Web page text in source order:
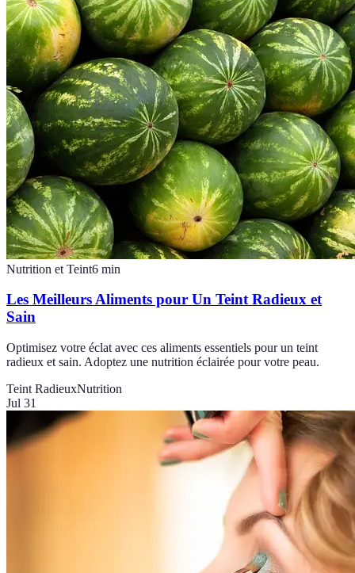
Nutrition et Teint6 min
Les Meilleurs Aliments pour Un Teint Radieux et
Sain
Optimisez votre éclat avec ces aliments essentiels pour un teint
radieux et sain. Adoptez une nutrition éclairée pour votre peau.
Teint RadieuxNutrition
Jul 31